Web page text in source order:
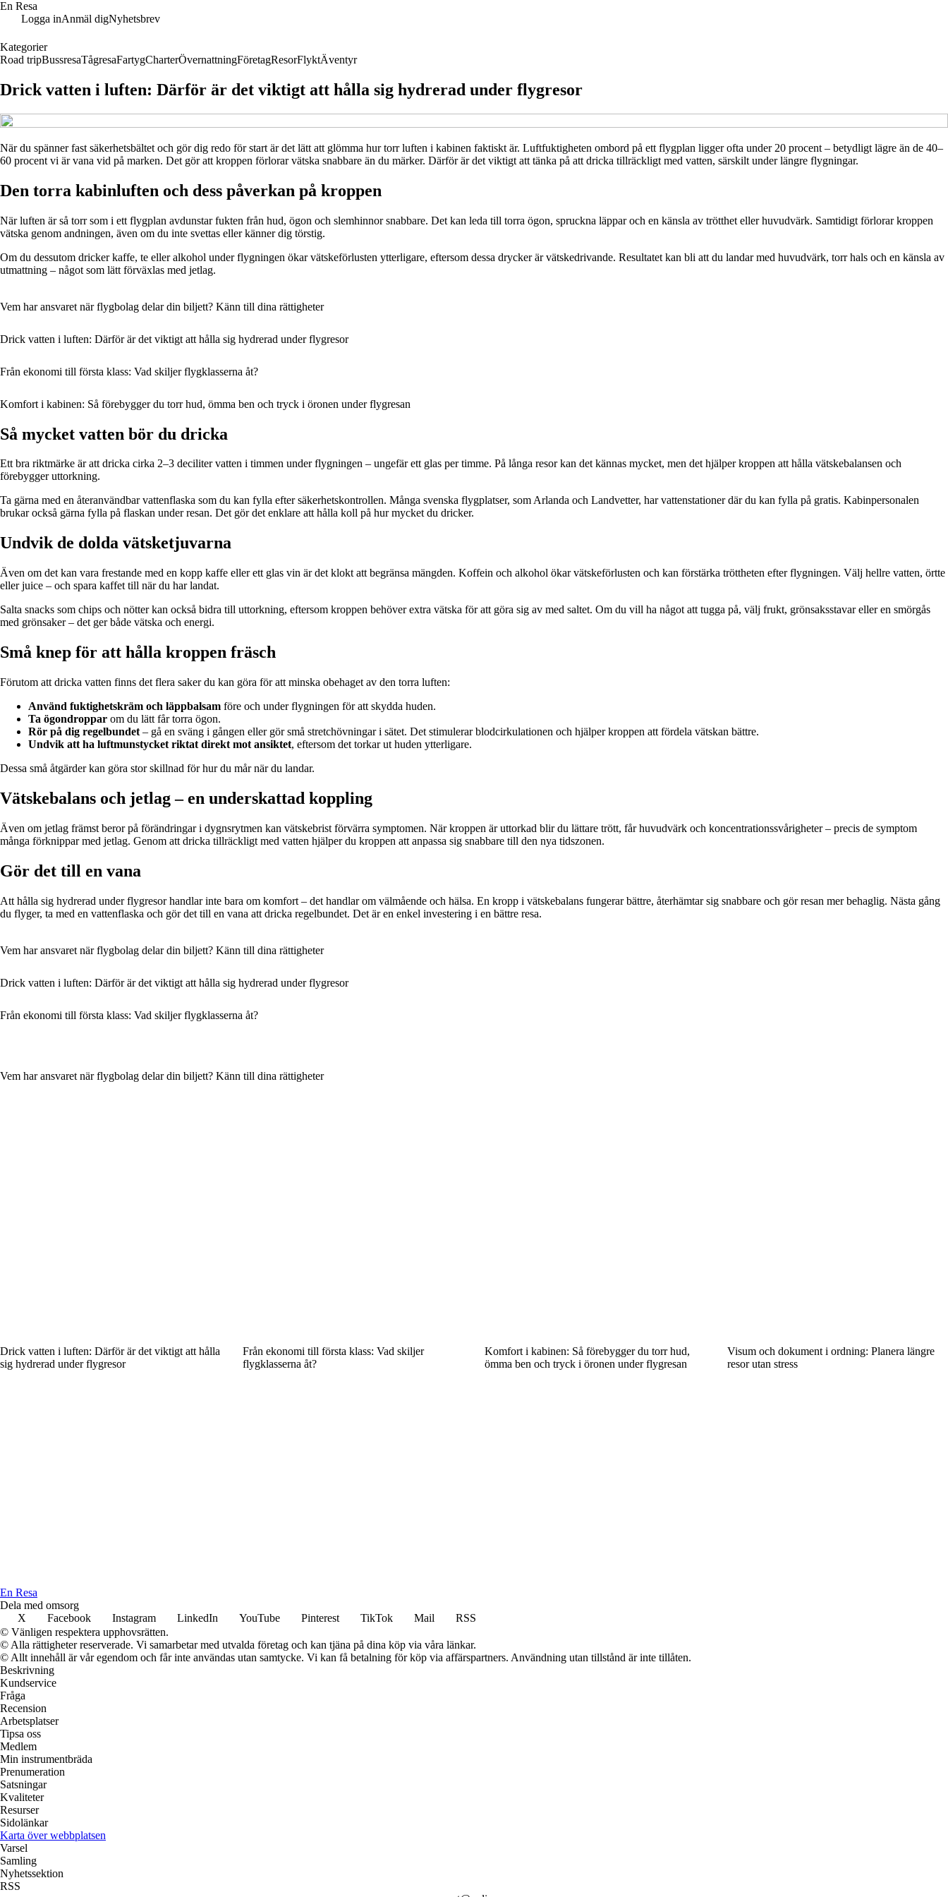
En Resa
Logga inAnmäl digNyhetsbrev
Kategorier
Road tripBussresaTågresaFartygCharterÖvernattningFöretagResorFlyktÄventyr
Drick vatten i luften: Därför är det viktigt att hålla sig hydrerad under flygresor
När du spänner fast säkerhetsbältet och gör dig redo för start är det lätt att glömma hur torr luften i kabinen faktiskt är. Luftfuktigheten ombord på ett flygplan ligger ofta under 20 procent – betydligt lägre än de 40–
60 procent vi är vana vid på marken. Det gör att kroppen förlorar vätska snabbare än du märker. Därför är det viktigt att tänka på att dricka tillräckligt med vatten, särskilt under längre flygningar.
Den torra kabinluften och dess påverkan på kroppen
När luften är så torr som i ett flygplan avdunstar fukten från hud, ögon och slemhinnor snabbare. Det kan leda till torra ögon, spruckna läppar och en känsla av trötthet eller huvudvärk. Samtidigt förlorar kroppen
vätska genom andningen, även om du inte svettas eller känner dig törstig.
Om du dessutom dricker kaffe, te eller alkohol under flygningen ökar vätskeförlusten ytterligare, eftersom dessa drycker är vätskedrivande. Resultatet kan bli att du landar med huvudvärk, torr hals och en känsla av
utmattning – något som lätt förväxlas med jetlag.
Vem har ansvaret när flygbolag delar din biljett? Känn till dina rättigheter
Drick vatten i luften: Därför är det viktigt att hålla sig hydrerad under flygresor
Från ekonomi till första klass: Vad skiljer flygklasserna åt?
Komfort i kabinen: Så förebygger du torr hud, ömma ben och tryck i öronen under flygresan
Så mycket vatten bör du dricka
Ett bra riktmärke är att dricka cirka 2–3 deciliter vatten i timmen under flygningen – ungefär ett glas per timme. På långa resor kan det kännas mycket, men det hjälper kroppen att hålla vätskebalansen och
förebygger uttorkning.
Ta gärna med en återanvändbar vattenflaska som du kan fylla efter säkerhetskontrollen. Många svenska flygplatser, som Arlanda och Landvetter, har vattenstationer där du kan fylla på gratis. Kabinpersonalen
brukar också gärna fylla på flaskan under resan. Det gör det enklare att hålla koll på hur mycket du dricker.
Undvik de dolda vätsketjuvarna
Även om det kan vara frestande med en kopp kaffe eller ett glas vin är det klokt att begränsa mängden. Koffein och alkohol ökar vätskeförlusten och kan förstärka tröttheten efter flygningen. Välj hellre vatten, örtte
eller juice – och spara kaffet till när du har landat.
Salta snacks som chips och nötter kan också bidra till uttorkning, eftersom kroppen behöver extra vätska för att göra sig av med saltet. Om du vill ha något att tugga på, välj frukt, grönsaksstavar eller en smörgås
med grönsaker – det ger både vätska och energi.
Små knep för att hålla kroppen fräsch
Förutom att dricka vatten finns det flera saker du kan göra för att minska obehaget av den torra luften:
Använd fuktighetskräm och läppbalsam före och under flygningen för att skydda huden.
Ta ögondroppar om du lätt får torra ögon.
Rör på dig regelbundet – gå en sväng i gången eller gör små stretchövningar i sätet. Det stimulerar blodcirkulationen och hjälper kroppen att fördela vätskan bättre.
Undvik att ha luftmunstycket riktat direkt mot ansiktet, eftersom det torkar ut huden ytterligare.
Dessa små åtgärder kan göra stor skillnad för hur du mår när du landar.
Vätskebalans och jetlag – en underskattad koppling
Även om jetlag främst beror på förändringar i dygnsrytmen kan vätskebrist förvärra symptomen. När kroppen är uttorkad blir du lättare trött, får huvudvärk och koncentrationssvårigheter – precis de symptom
många förknippar med jetlag. Genom att dricka tillräckligt med vatten hjälper du kroppen att anpassa sig snabbare till den nya tidszonen.
Gör det till en vana
Att hålla sig hydrerad under flygresor handlar inte bara om komfort – det handlar om välmående och hälsa. En kropp i vätskebalans fungerar bättre, återhämtar sig snabbare och gör resan mer behaglig. Nästa gång
du flyger, ta med en vattenflaska och gör det till en vana att dricka regelbundet. Det är en enkel investering i en bättre resa.
Vem har ansvaret när flygbolag delar din biljett? Känn till dina rättigheter
Drick vatten i luften: Därför är det viktigt att hålla sig hydrerad under flygresor
Från ekonomi till första klass: Vad skiljer flygklasserna åt?
Vem har ansvaret när flygbolag delar din biljett? Känn till dina rättigheter
Drick vatten i luften: Därför är det viktigt att hålla
sig hydrerad under flygresor
Från ekonomi till första klass: Vad skiljer
flygklasserna åt?
Komfort i kabinen: Så förebygger du torr hud,
ömma ben och tryck i öronen under flygresan
Visum och dokument i ordning: Planera längre
resor utan stress
En Resa
Dela med omsorg
X
Facebook Instagram LinkedIn YouTube Pinterest TikTok Mail
RSS
© Vänligen respektera upphovsrätten.
© Alla rättigheter reserverade. Vi samarbetar med utvalda företag och kan tjäna på dina köp via våra länkar.
© Allt innehåll är vår egendom och får inte användas utan samtycke. Vi kan få betalning för köp via affärspartners. Användning utan tillstånd är inte tillåten.
Beskrivning
Kundservice
Fråga
Recension
Arbetsplatser
Tipsa oss
Medlem
Min instrumentbräda
Prenumeration
Satsningar
Kvaliteter
Resurser
Sidolänkar
Karta över webbplatsen
Varsel
Samling
Nyhetssektion
RSS